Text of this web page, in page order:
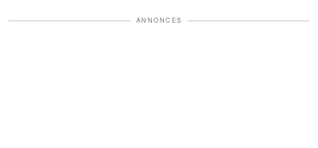
ANNONCES